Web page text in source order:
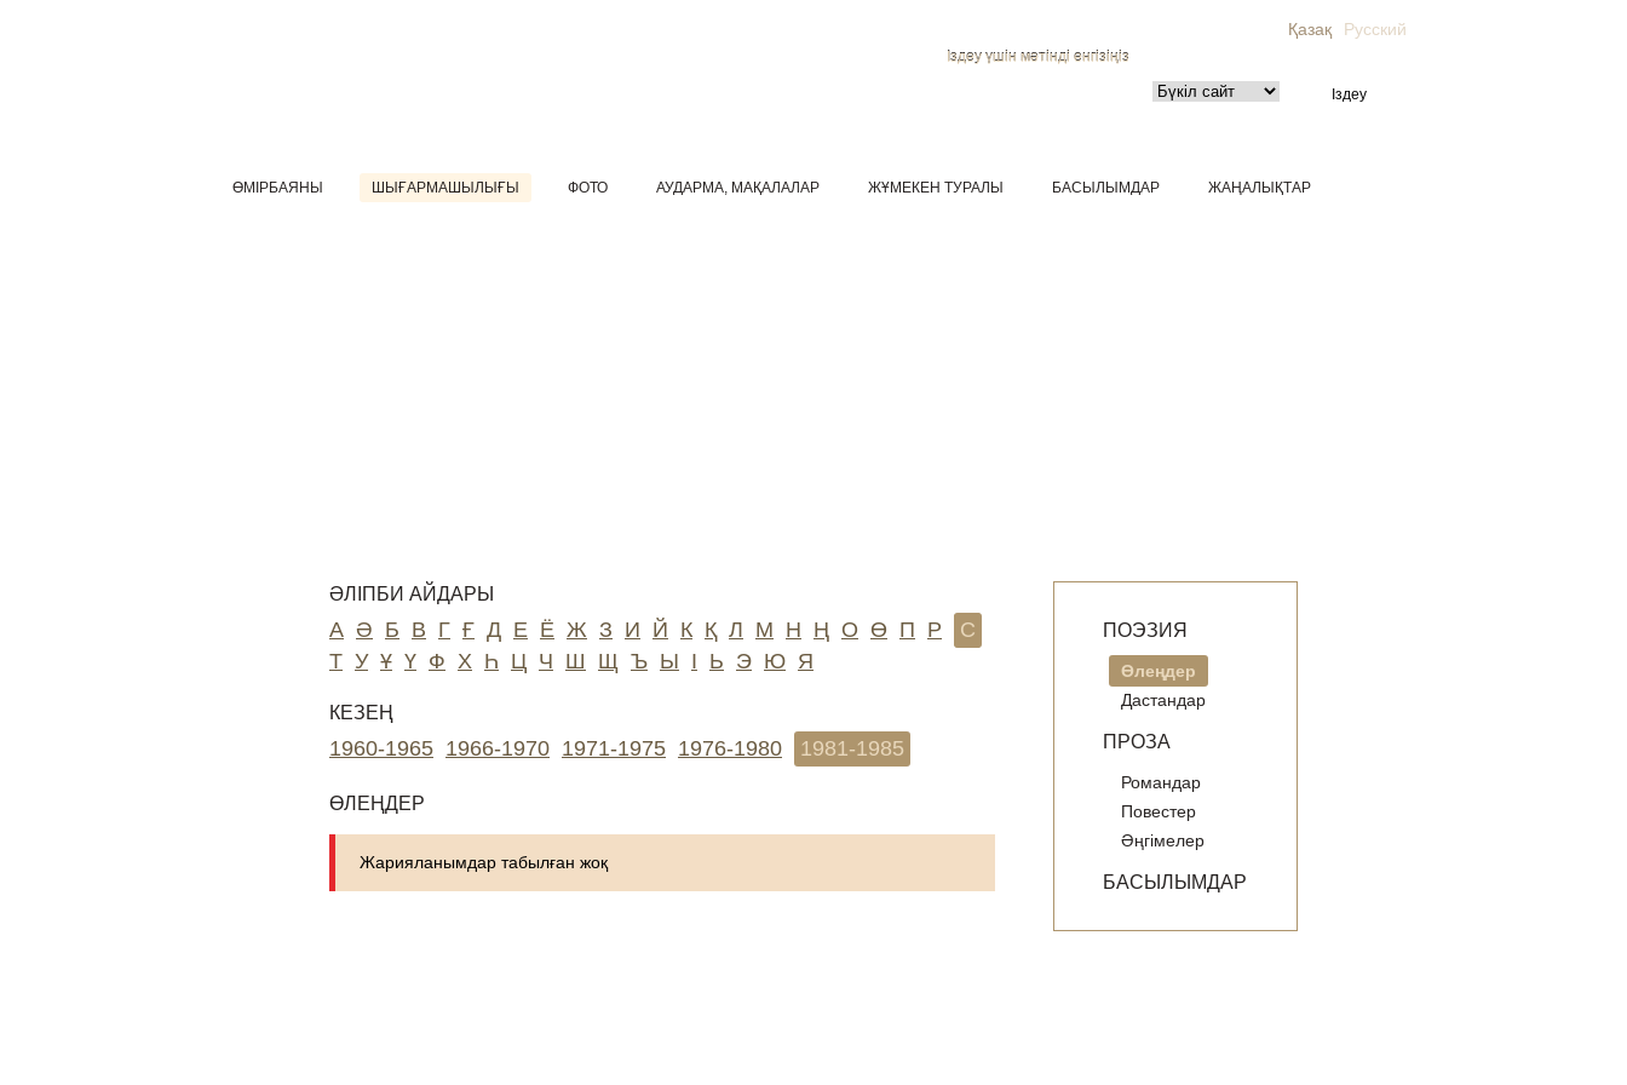
Қазақ Русский
Іздеу үшін мәтінді енгізіңіз
ӨМІРБАЯНЫ ШЫҒАРМАШЫЛЫҒЫ ФОТО АУДАРМА, МАҚАЛАЛАР ЖҰМЕКЕН ТУРАЛЫ БАСЫЛЫМДАР ЖАҢАЛЫҚТАР
ПОЭЗИЯ
Өлеңдер
Дастандар
ПРОЗА
Романдар
Повестер
Әңгімелер
БАСЫЛЫМДАР
ӘЛІПБИ АЙДАРЫ
А Ә Б В Г Ғ Д Е Ё Ж З И Й К Қ Л М Н Ң О Ө П Р
С
Т У Ұ Ү Ф Х Һ Ц Ч Ш Щ Ъ Ы І Ь Э Ю Я
КЕЗЕҢ
1960-1965 1966-1970 1971-1975 1976-1980 1981-1985
ӨЛЕҢДЕР
Жарияланымдар табылған жоқ